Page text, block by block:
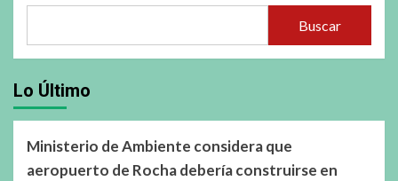
Buscar
Lo Último
Ministerio de Ambiente considera que
aeropuerto de Rocha debería construirse en